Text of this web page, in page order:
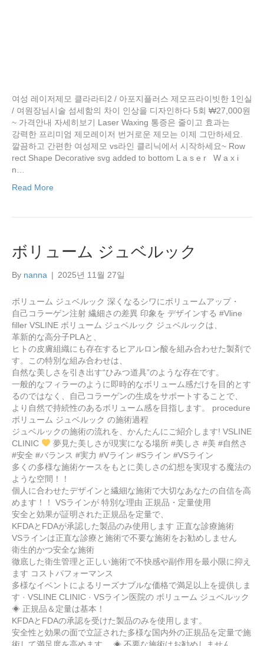
여성 레이저제모 클라라티2 / 아포지플러스 제모프라이빗한 1인실
/ 여원장님시술 섬세함의 차이 인상을 디자인하다 5회 ₩27,000원
~ 가격안내 자세히보기 Laser Waxing 통증은 줄이고 효과는
강력한 프리미엄 제모레이저 번거로운 제모는 이제 그만하세요.
깔끔하고 간편한 여성제모 vs라인 클리닉에서 시작하세요~ Row
rect Shape Decorative svg added to bottom L a s e r W a x i
n…
Read More
ボリューム ジュベルック
By nanna | 2025년 11월 27일
ボリューム ジュベルック 深くなるシワにボリュームアップ・
自己コラーゲン注射 繊細さの差異 印象を デザインする #Vline
filler VSLINE ボリューム ジュベルック ジュベルックは、
革新的な高分子PLAと、
ヒトの皮膚組織にも存在するヒアルロン酸を組み合わせた製剤で
す。この特別な組み合わせは、
自然な美しさを引き出す“ひみつ道具”のような存在です。
一般的なフィラーのように即時的なボリューム感だけを目的とす
るのではなく、自己コラーゲンの生成をサポートすることで、
より自然で持続性のあるボリューム感を目指します。 procedure
ボリューム ジュベルック の施術過程
ジュベルックの施術の流れを、かんたんにご紹介します! VSLINE
CLINIC
夢見た美しさが現実になる場所 #美しさ #美 #自然さ
#安全 #バランス #実力 #Vライン #Sライン #VSライン
多くの多様な施術ケースをもとに美しさの幻想を実現する魔法の
ような空間！！
個人に合わせたデザインと繊細な施術で大切なあなたの自信を高
めます！！ VSラインが 特別な理由 正規品・定量使用
安全と効果が証明された正規品を定量で、
KFDAとFDAが承認した製品のみ使用します 正直な診療施術
VSラインは正直な診療と施術で不要な施術をお勧めしません
衛生的かつ安全な施術
徹底した衛生管理と正しい施術で不快感や副作用を最小限に抑え
ます コストパフォーマンス
多様なイベントによるリーズナブルな価格で満足以上を提供しま
す · VSLINE CLINIC · VSライン医院の ボリューム ジュベルック
◈ 正規品＆定量は基本！
KFDAとFDAの承認を受けた製品のみを使用します。
安全性と効果の面で立証された多様な国内外の正規品を定量で施